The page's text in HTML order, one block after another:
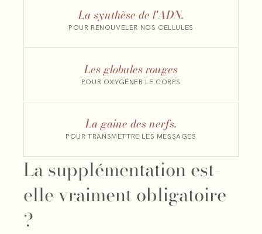
La synthèse de l'ADN.
POUR RENOUVELER NOS CELLULES
Les globules rouges
POUR OXYGÉNER LE CORPS
La gaine des nerfs.
POUR TRANSMETTRE LES MESSAGES
La supplémentation est-
elle vraiment obligatoire
?